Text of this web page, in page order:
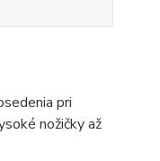
pri
nožičky až